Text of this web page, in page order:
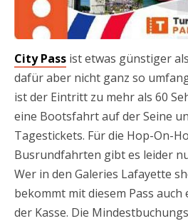
City Pass ist etwas günstiger
dafür aber nicht ganz so
ist der Eintritt zu mehr als 60
eine Bootsfahrt auf der Seine
Tagestickets. Für die Hop-On-
Busrundfahrten gibt es leider
Wer in den Galeries Lafayette
bekommt mit diesem Pass
der Kasse. Die